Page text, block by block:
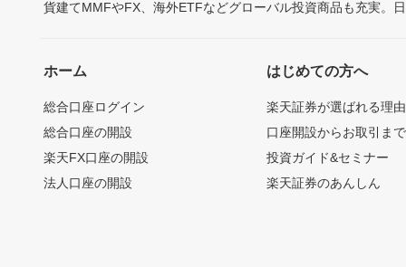
貨建てMMFやFX、海外ETFなどグローバル投資商品も充実。
ホーム
総合口座ログイン
総合口座の開設
楽天FX口座の開設
法人口座の開設
はじめての方へ
楽天証券が選ばれる理由
口座開設からお取引ま
投資ガイド&セミナー
楽天証券のあんしん